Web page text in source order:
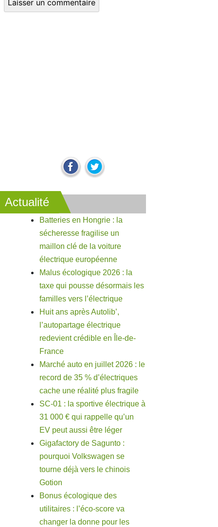
Actualité
Batteries en Hongrie : la
sécheresse fragilise un
maillon clé de la voiture
électrique européenne
Malus écologique 2026 : la
taxe qui pousse désormais les
familles vers l’électrique
Huit ans après Autolib’,
l’autopartage électrique
redevient crédible en Île-de-
France
Marché auto en juillet 2026 : le
record de 35 % d’électriques
cache une réalité plus fragile
SC-01 : la sportive électrique à
31 000 € qui rappelle qu’un
EV peut aussi être léger
Gigafactory de Sagunto :
pourquoi Volkswagen se
tourne déjà vers le chinois
Gotion
Bonus écologique des
utilitaires : l’éco-score va
changer la donne pour les